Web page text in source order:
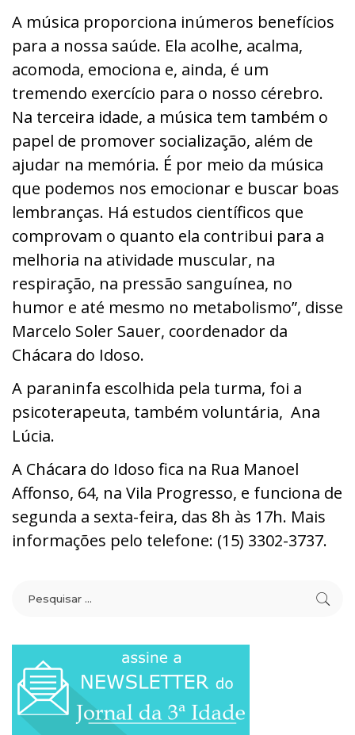
A música proporciona inúmeros benefícios
para a nossa saúde. Ela acolhe, acalma,
acomoda, emociona e, ainda, é um
tremendo exercício para o nosso cérebro.
Na terceira idade, a música tem também o
papel de promover socialização, além de
ajudar na memória. É por meio da música
que podemos nos emocionar e buscar boas
lembranças. Há estudos científicos que
comprovam o quanto ela contribui para a
melhoria na atividade muscular, na
respiração, na pressão sanguínea, no
humor e até mesmo no metabolismo”, disse
Marcelo Soler Sauer, coordenador da
Chácara do Idoso.
A paraninfa escolhida pela turma, foi a
psicoterapeuta, também voluntária, Ana
Lúcia.
A Chácara do Idoso fica na Rua Manoel
Affonso, 64, na Vila Progresso, e funciona de
segunda a sexta-feira, das 8h às 17h. Mais
informações pelo telefone: (15) 3302-3737.